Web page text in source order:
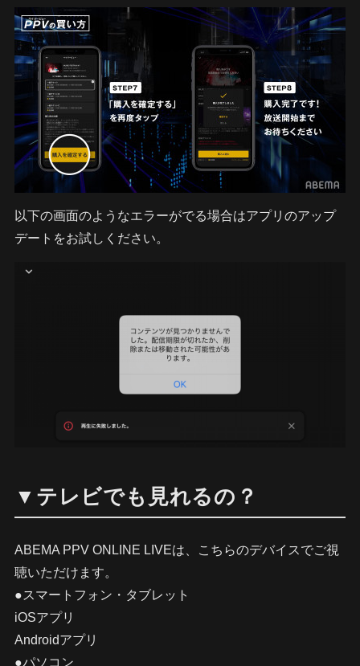
以下の画面のようなエラーがでる場合はアプリのアップ
デートをお試しください。
▼テレビでも見れるの？
ABEMA PPV ONLINE LIVEは、こちらのデバイスでご視
聴いただけます。
●スマートフォン・タブレット
iOSアプリ
Androidアプリ
●パソコン